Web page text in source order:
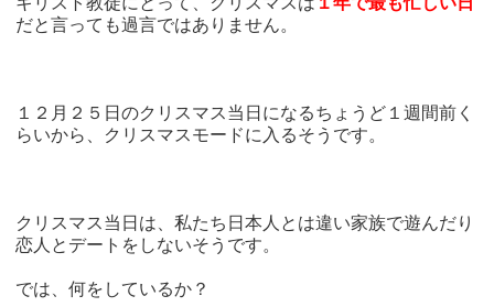
だと言っても過言ではありません。
１２月２５日のクリスマス当日になるちょうど１週間前く
らいから、クリスマスモードに入るそうです。
クリスマス当日は、私たち日本人とは違い家族で遊んだり
恋人とデートをしないそうです。
では、何をしているか？